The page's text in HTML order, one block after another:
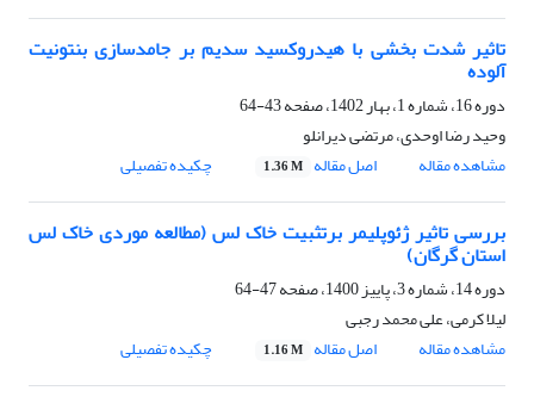
تاثیر شدت بخشی با هیدروکسید سدیم بر جامدسازی بنتونیت
آلوده
دوره 16، شماره 1، بهار 1402، صفحه
43-64
وحید رضا اوحدی، مرتضی دیرانلو
مشاهده مقاله
اصل مقاله 1.36 M چکیده تفصیلی
بررسی تاثیر ژئوپلیمر برتثبیت خاک لس (مطالعه موردی خاک لس
استان گرگان)
دوره 14، شماره 3، پاییز 1400، صفحه
47-64
لیلا کرمی، علی محمد رجبی
مشاهده مقاله
اصل مقاله 1.16 M چکیده تفصیلی